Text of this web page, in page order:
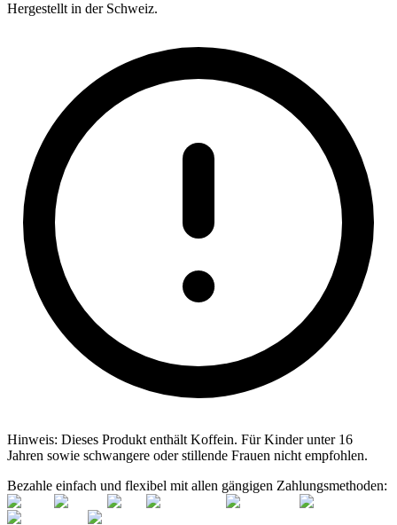
Hergestellt in der Schweiz.
Hinweis: Dieses Produkt enthält Koffein. Für Kinder unter 16
Jahren sowie schwangere oder stillende Frauen nicht empfohlen.
Bezahle einfach und flexibel mit allen gängigen Zahlungsmethoden: